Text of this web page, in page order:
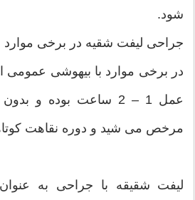
شود.
جراحی لیفت شقیه در برخی
در برخی موارد با بیهوشی عمومی
عمل 1 – 2 ساعت بوده و
مرخص می شید و دوره نقاهت
لیفت شقیقه با جراحی به